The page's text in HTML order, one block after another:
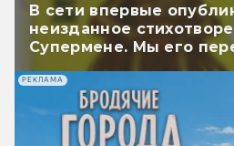
В сети впервые
неизданное
Супермене. Мы его
РЕКЛАМА